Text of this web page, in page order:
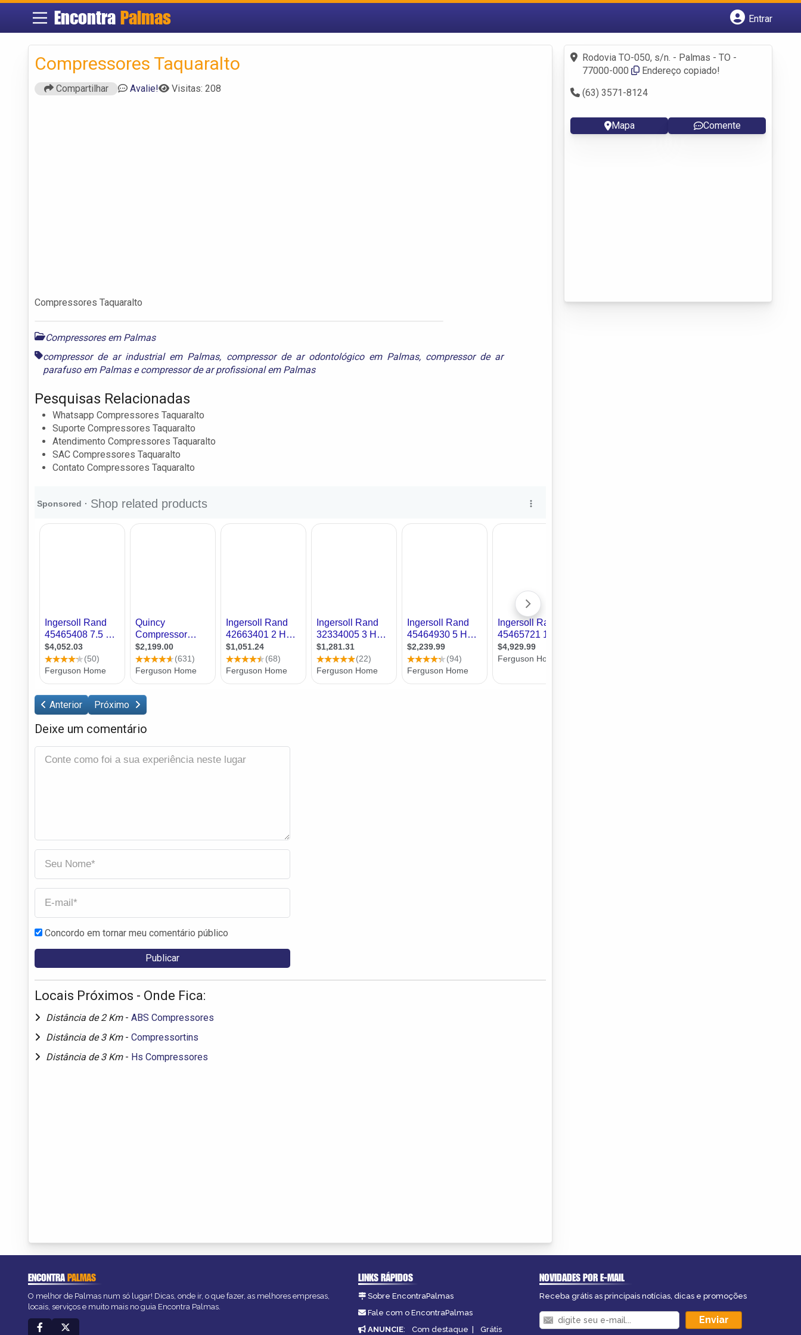
Encontra Palmas
Entrar
Fazer login
Criar conta
Compressores Taquaralto
Compartilhar Avalie! Visitas: 208
Compressores Taquaralto
Compressores em Palmas
compressor de ar industrial em Palmas, compressor de ar odontológico em Palmas, compressor de ar
parafuso em Palmasecompressor de ar profissional em Palmas
Pesquisas Relacionadas
Whatsapp Compressores Taquaralto
Suporte Compressores Taquaralto
Atendimento Compressores Taquaralto
SAC Compressores Taquaralto
Contato Compressores Taquaralto
Anterior Próximo
Deixe um comentário
Concordo em tornar meu comentário público
Locais Próximos - Onde Fica:
Distância de 2 Km - ABS Compressores
Distância de 3 Km - Compressortins
Distância de 3 Km - Hs Compressores
Rodovia TO-050, s/n. - Palmas - TO -
77000-000
Endereço copiado!
(63) 3571-8124
Mapa Comente
ENCONTRAPALMAS
O melhor de Palmas num só lugar! Dicas, onde ir, o que fazer, as melhores empresas,
locais, serviços e muito mais no guia Encontra Palmas.
LINKS RÁPIDOS
Sobre EncontraPalmas
Fale com o EncontraPalmas
ANUNCIE: Com destaque | Grátis
NOVIDADES POR E-MAIL
Receba grátis as principais notícias, dicas e promoções